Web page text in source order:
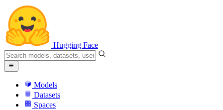
Hugging Face
Models
Datasets
Spaces